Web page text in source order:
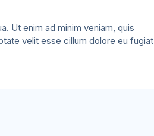
Ut enim ad minim veniam, quis
velit esse cillum dolore eu fugiat